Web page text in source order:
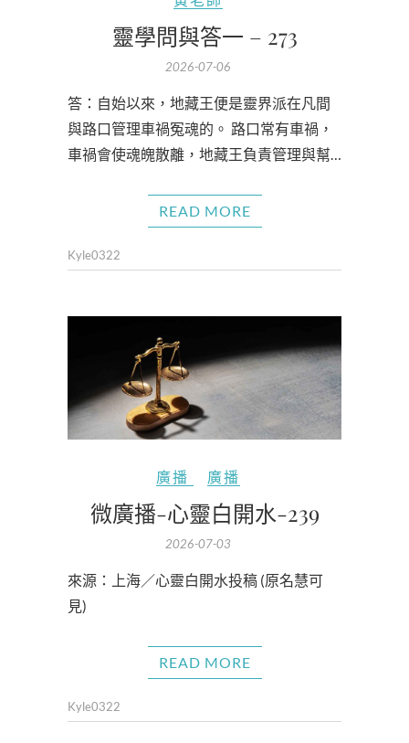
靈學問與答一 – 273
2026-07-06
答：自始以來，地藏王便是靈界派在凡間
與路口管理車禍冤魂的。 路口常有車禍，
車禍會使魂魄散離，地藏王負責管理與幫…
READ MORE
Kyle0322
廣播 廣播
微廣播-心靈白開水-239
2026-07-03
來源：上海／心靈白開水投稿 (原名慧可
見)
READ MORE
Kyle0322